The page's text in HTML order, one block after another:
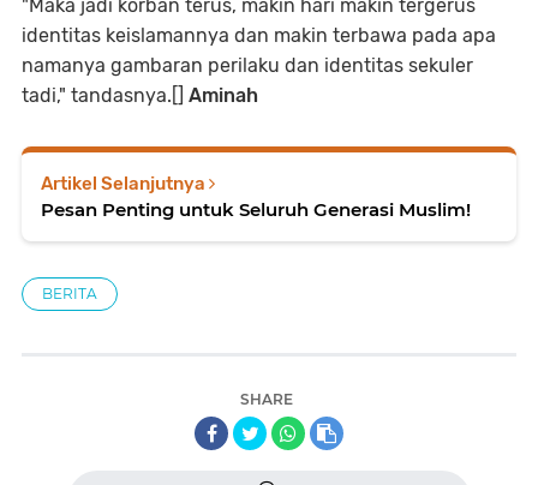
"Maka jadi korban terus, makin hari makin tergerus
identitas keislamannya dan makin terbawa pada apa
namanya gambaran perilaku dan identitas sekuler
tadi," tandasnya.[] Aminah
Artikel Selanjutnya
Pesan Penting untuk Seluruh Generasi Muslim!
BERITA
SHARE